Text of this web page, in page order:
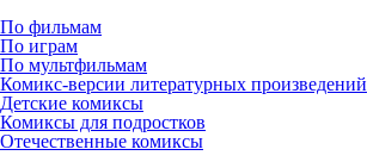
По фильмам
По играм
По мультфильмам
Комикс-версии литературных произведений
Детские комиксы
Комиксы для подростков
Отечественные комиксы